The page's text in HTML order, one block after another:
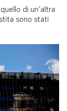
di un’altra
sono stati